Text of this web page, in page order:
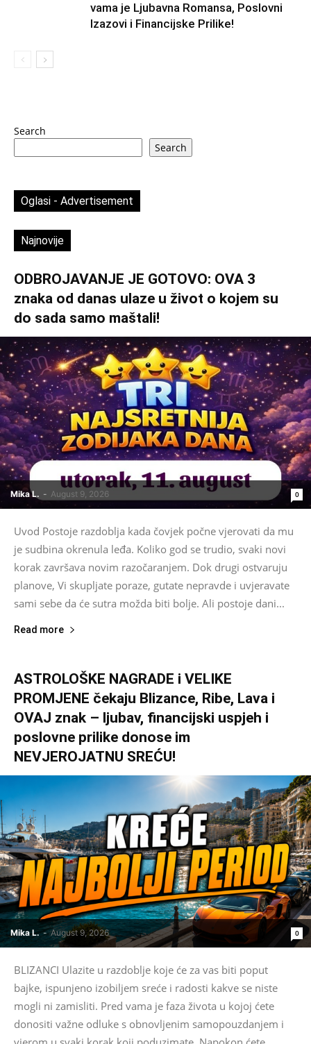
vama je Ljubavna Romansa, Poslovni
Izazovi i Financijske Prilike!
Search
Search
Oglasi - Advertisement
Najnovije
ODBROJAVANJE JE GOTOVO: OVA 3
znaka od danas ulaze u život o kojem su
do sada samo maštali!
Mika L. - August 9, 2026 0
Uvod Postoje razdoblja kada čovjek počne vjerovati da mu
je sudbina okrenula leđa. Koliko god se trudio, svaki novi
korak završava novim razočaranjem. Dok drugi ostvaruju
planove, Vi skupljate poraze, gutate nepravde i uvjeravate
sami sebe da će sutra možda biti bolje. Ali postoje dani...
Read more
ASTROLOŠKE NAGRADE i VELIKE
PROMJENE čekaju Blizance, Ribe, Lava i
OVAJ znak – ljubav, financijski uspjeh i
poslovne prilike donose im
NEVJEROJATNU SREĆU!
Mika L. - August 9, 2026 0
BLIZANCI Ulazite u razdoblje koje će za vas biti poput
bajke, ispunjeno izobiljem sreće i radosti kakve se niste
mogli ni zamisliti. Pred vama je faza života u kojoj ćete
donositi važne odluke s obnovljenim samopouzdanjem i